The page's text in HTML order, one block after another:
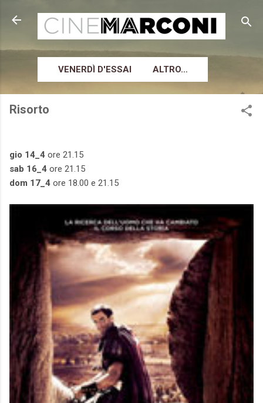
Passa ai contenuti principali
VENERDÌ D'ESSAI ALTRO…
Risorto
gio 14_4 ore 21.15
sab 16_4 ore 21.15
dom 17_4 ore 18.00 e 21.15